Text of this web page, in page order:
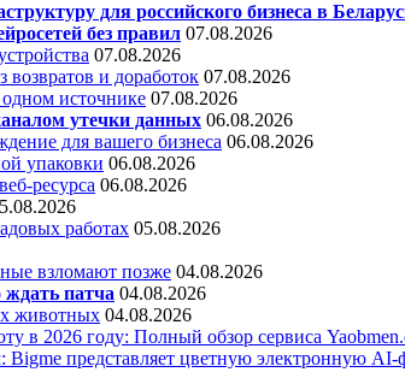
для российского бизнеса в
без правил 07.08.2026
07.08.2026
и доработок 07.08.2026
источнике 07.08.2026
утечки данных 06.08.2026
для вашего бизнеса 06.08.2026
упаковки 06.08.2026
ресурса 06.08.2026
работах 05.08.2026
взломают позже 04.08.2026
патча 04.08.2026
животных 04.08.2026
в 2026 году: Полный обзор сервиса
представляет цветную электронную AI-